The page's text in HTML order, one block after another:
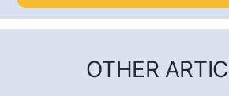
OTHER